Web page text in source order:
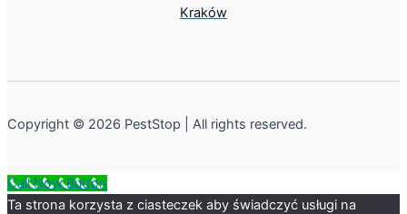
Kraków
Copyright © 2026 PestStop | All rights reserved.
Call Now Button
Ta strona korzysta z ciasteczek aby świadczyć usługi na